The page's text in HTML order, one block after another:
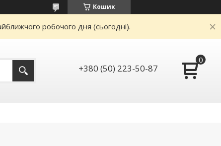
Кошик
робочого дня (сьогодні).
+380 (50) 223-50-87